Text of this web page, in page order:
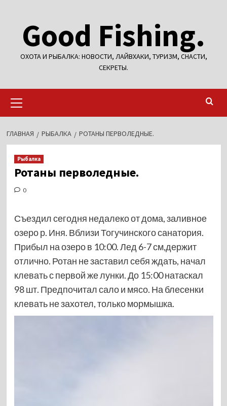
содержимому
Good Fishing.
ОХОТА И РЫБАЛКА: НОВОСТИ, ЛАЙВХАКИ, ТУРИЗМ, СНАСТИ,
СЕКРЕТЫ.
меню
ГЛАВНАЯ РЫБАЛКА РОТАНЫ ПЕРВОЛЕДНЫЕ.
Рыбалка
Ротаны перволедные.
0
Съездил сегодня недалеко от дома, заливное
озеро р. Иня. Вблизи Тогучинского санатория.
Прибыл на озеро в 10:00. Лед 6-7 см,держит
отлично. Ротан не заставил себя ждать, начал
клевать с первой же лунки. До 15:00 натаскал
98 шт. Предпочитал сало и мясо. На блесенки
клевать не захотел, только мормышка.